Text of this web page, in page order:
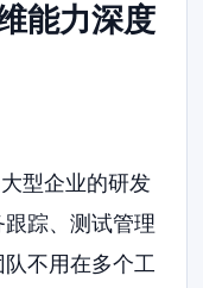
能力深度
型企业的研发
踪、测试管理
不用在多个工